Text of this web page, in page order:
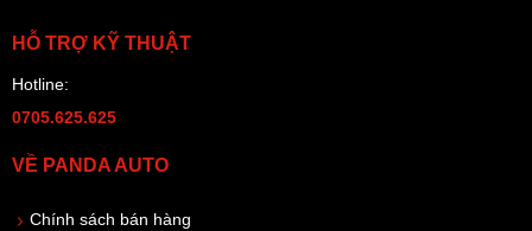
HỖ TRỢ KỸ THUẬT
Hotline:
0705.625.625
VỀ PANDA AUTO
Chính sách bán hàng